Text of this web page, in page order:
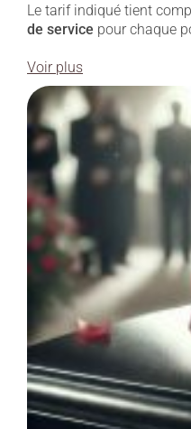
Le tarif indiqué tient
de service pour chaque
Voir plus